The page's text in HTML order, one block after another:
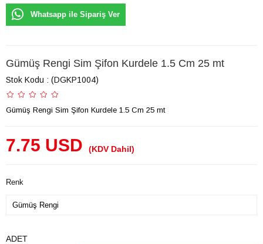
Whatsapp ile Sipariş Ver
Gümüş Rengi Sim Şifon Kurdele 1.5 Cm 25 mt
Stok Kodu (DGKP1004)
Gümüş Rengi Sim Şifon Kurdele 1.5 Cm 25 mt
7.75 USD (KDV Dahil)
Renk
ADET